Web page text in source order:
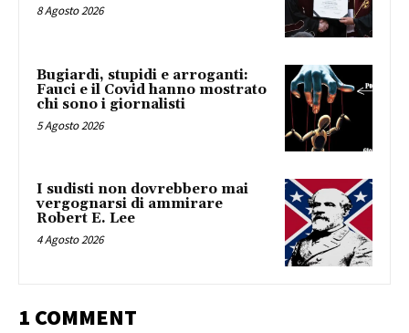
8 Agosto 2026
Bugiardi, stupidi e arroganti:
Fauci e il Covid hanno mostrato
chi sono i giornalisti
5 Agosto 2026
I sudisti non dovrebbero mai
vergognarsi di ammirare
Robert E. Lee
4 Agosto 2026
1 COMMENT